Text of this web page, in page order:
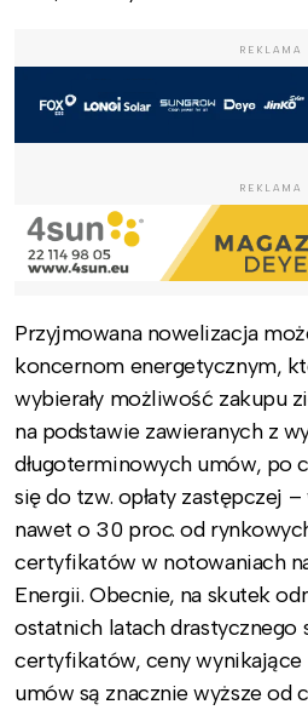
REKLAMA
REKLAMA
Przyjmowana nowelizacja
koncernom energetycznym,
wybierały możliwość zakupu
na podstawie zawieranych z
długoterminowych umów, po
się do tzw. opłaty zastępczej
nawet o 30 proc. od
certyfikatów w notowaniach
Energii. Obecnie, na skutek
ostatnich latach drastycznego
certyfikatów, ceny wynikające
umów są znacznie wyższe od